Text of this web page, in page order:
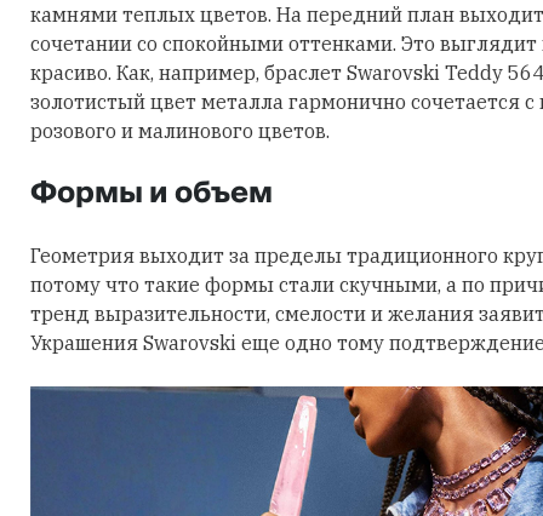
камнями теплых цветов. На передний план
сочетании со спокойными оттенками. Это
красиво. Как, например, браслет Swarovski Teddy
золотистый цвет металла гармонично сочетается
розового и малинового цветов.
Формы и объем
Геометрия выходит за пределы традиционного
потому что такие формы стали скучными, а по
тренд выразительности, смелости и желания
Украшения Swarovski еще одно тому